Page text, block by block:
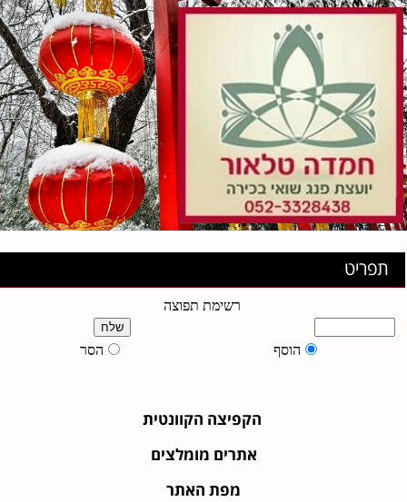
תפריט
הקפיצה הקוונטית
אתרים מומלצים
מפת האתר